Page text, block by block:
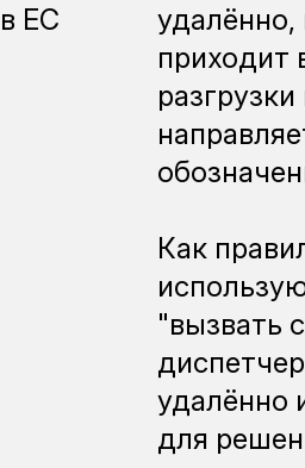
в ЕС
удалённо,
приходит
Как
"вызвать
удалённо
для